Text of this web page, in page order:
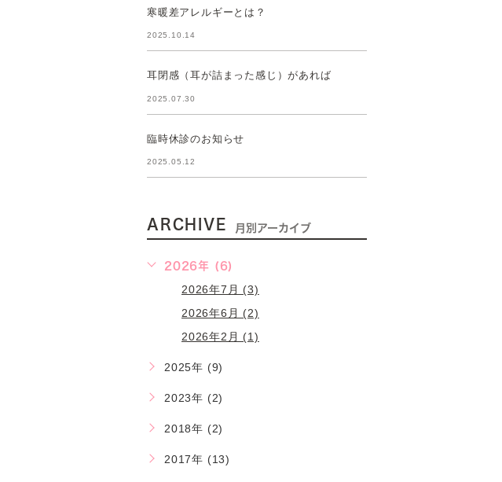
寒暖差アレルギーとは？
2025.10.14
耳閉感（耳が詰まった感じ）があれば
2025.07.30
臨時休診のお知らせ
2025.05.12
ARCHIVE 月別アーカイブ
2026年 (6)
2026年7月 (3)
2026年6月 (2)
2026年2月 (1)
2025年 (9)
2023年 (2)
2018年 (2)
2017年 (13)